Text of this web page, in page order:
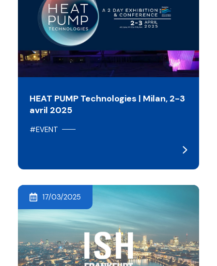
HEAT PUMP Technologies | Milan, 2-3
avril 2025
#EVENT
17/03/2025